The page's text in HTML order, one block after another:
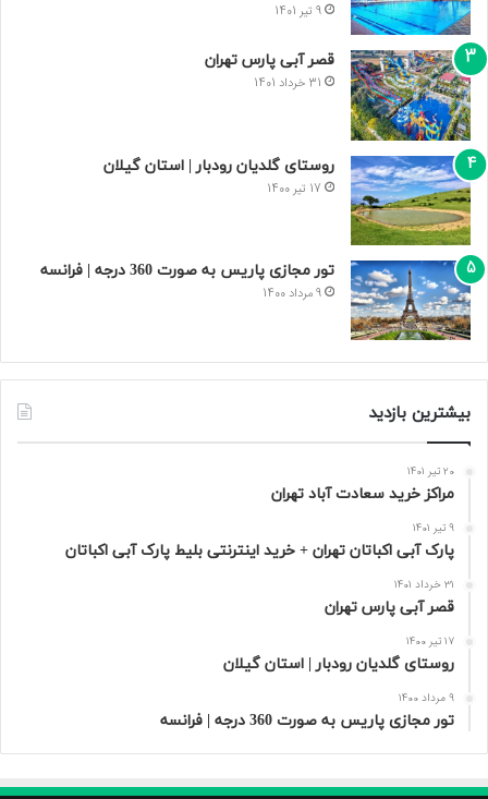
9 تیر 1401
قصر آبی پارس تهران
31 خرداد 1401
روستای گلدیان رودبار | استان گیلان
17 تیر 1400
تور مجازی پاریس به صورت 360 درجه | فرانسه
9 مرداد 1400
بیشترین بازدید
20 تیر 1401
مراکز خرید سعادت‌ آباد تهران
9 تیر 1401
پارک آبی اکباتان تهران + خرید اینترنتی بلیط پارک آبی اکباتان
31 خرداد 1401
قصر آبی پارس تهران
17 تیر 1400
روستای گلدیان رودبار | استان گیلان
9 مرداد 1400
تور مجازی پاریس به صورت 360 درجه | فرانسه